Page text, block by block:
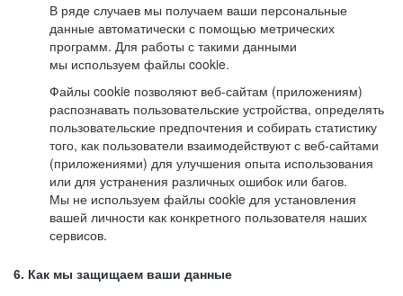
В ряде случаев мы получаем ваши персональные
данные автоматически с помощью метрических
программ. Для работы с такими данными
мы используем файлы cookie.
Файлы cookie позволяют веб-сайтам (приложениям)
распознавать пользовательские устройства, определять
пользовательские предпочтения и собирать статистику
того, как пользователи взаимодействуют с веб-сайтами
(приложениями) для улучшения опыта использования
или для устранения различных ошибок или багов.
Мы не используем файлы cookie для установления
вашей личности как конкретного пользователя наших
сервисов.
6. Как мы защищаем ваши данные